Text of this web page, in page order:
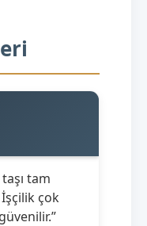
tam
çok